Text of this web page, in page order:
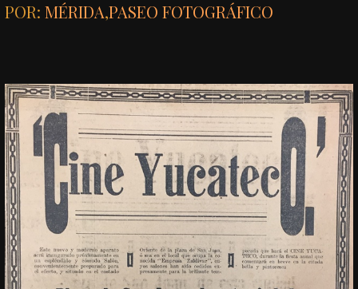
POR:MÉRIDA,PASEO FOTOGRÁFICO